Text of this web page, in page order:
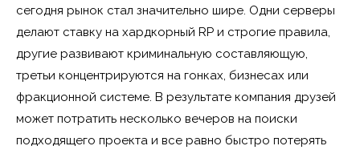
сегодня рынок стал значительно шире. Одни серверы
делают ставку на хардкорный RP и строгие правила,
другие развивают криминальную составляющую,
третьи концентрируются на гонках, бизнесах или
фракционной системе. В результате компания друзей
может потратить несколько вечеров на поиски
подходящего проекта и все равно быстро потерять